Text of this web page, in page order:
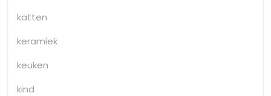
katten
keramiek
keuken
kind